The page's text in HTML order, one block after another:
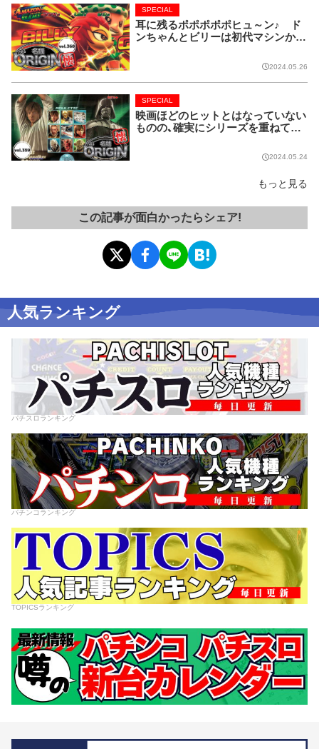
耳に残るポポポポポヒュ～ン♪ ド
ンちゃんとビリーは初代マシンから
SPECIAL
2024.05.26
映画ほどのヒットとはなっていない
ものの、確実にシリーズを重ねてい
SPECIAL
2024.05.24
もっと見る
この記事が面白かったらシェア!
人気ランキング
パチスロランキング
パチンコランキング
TOPICSランキング